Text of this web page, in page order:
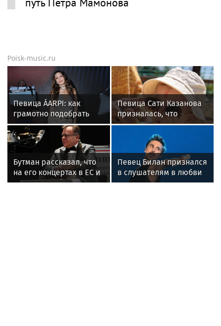
Петр Мамонов в новостях
"Четыре жизни Петра Мамонова"
покажут в кино